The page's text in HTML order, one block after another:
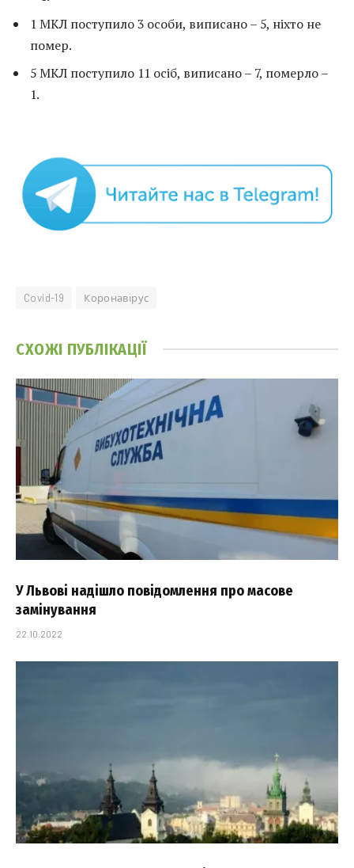
1 МКЛ поступило 3 особи, виписано – 5, ніхто не
помер.
5 МКЛ поступило 11 осіб, виписано – 7, померло –
1.
Covid-19 Коронавірус
СХОЖІ ПУБЛІКАЦІЇ
У Львові надішло повідомлення про масове
замінування
22.10.2022